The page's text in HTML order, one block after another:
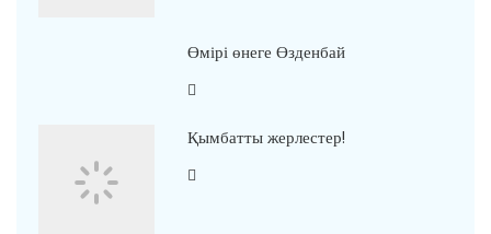
Өмірі өнеге Өзденбай
Қымбатты жерлестер!